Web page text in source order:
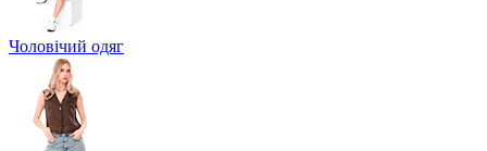
Чоловічий одяг